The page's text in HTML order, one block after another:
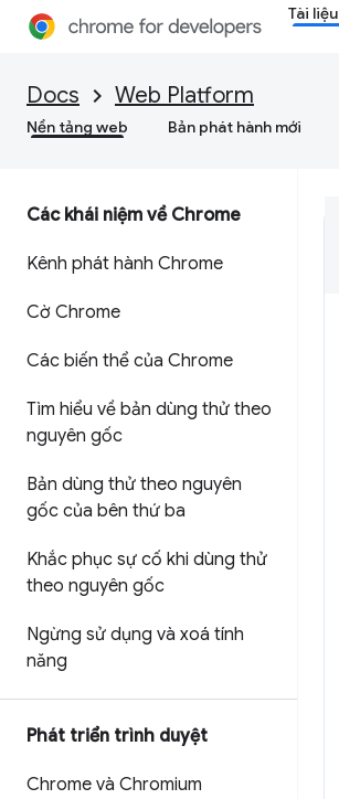
Tài liệu
Docs Web Platform
Nền tảng web Bản phát hành mới
Các khái niệm về Chrome
Kênh phát hành Chrome
Cờ Chrome
Các biến thể của Chrome
Tìm hiểu về bản dùng thử theo
nguyên gốc
Bản dùng thử theo nguyên
gốc của bên thứ ba
Khắc phục sự cố khi dùng thử
theo nguyên gốc
Ngừng sử dụng và xoá tính
năng
Phát triển trình duyệt
Chrome và Chromium